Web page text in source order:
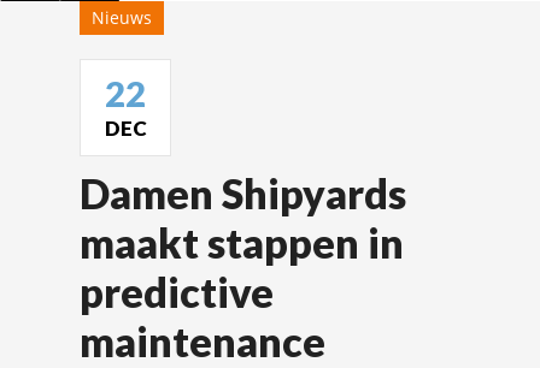
Nieuws
22
DEC
Damen Shipyards
maakt stappen in
predictive
maintenance